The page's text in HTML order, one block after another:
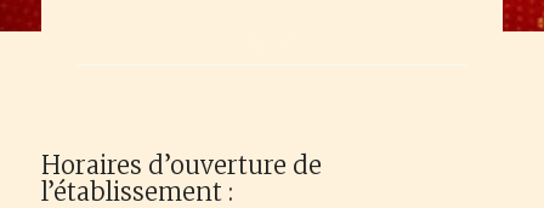
Horaires d’ouverture de
l’établissement :